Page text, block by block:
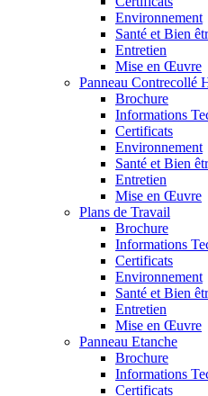
Environnement
Santé et Bien
Entretien
Mise en Œuvre
Panneau Contrecollé
Brochure
Informations
Certificats
Environnement
Santé et Bien
Entretien
Mise en Œuvre
Plans de Travail
Brochure
Informations
Certificats
Environnement
Santé et Bien
Entretien
Mise en Œuvre
Panneau Etanche
Brochure
Informations
Certificats